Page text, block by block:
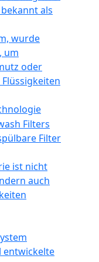
Filter